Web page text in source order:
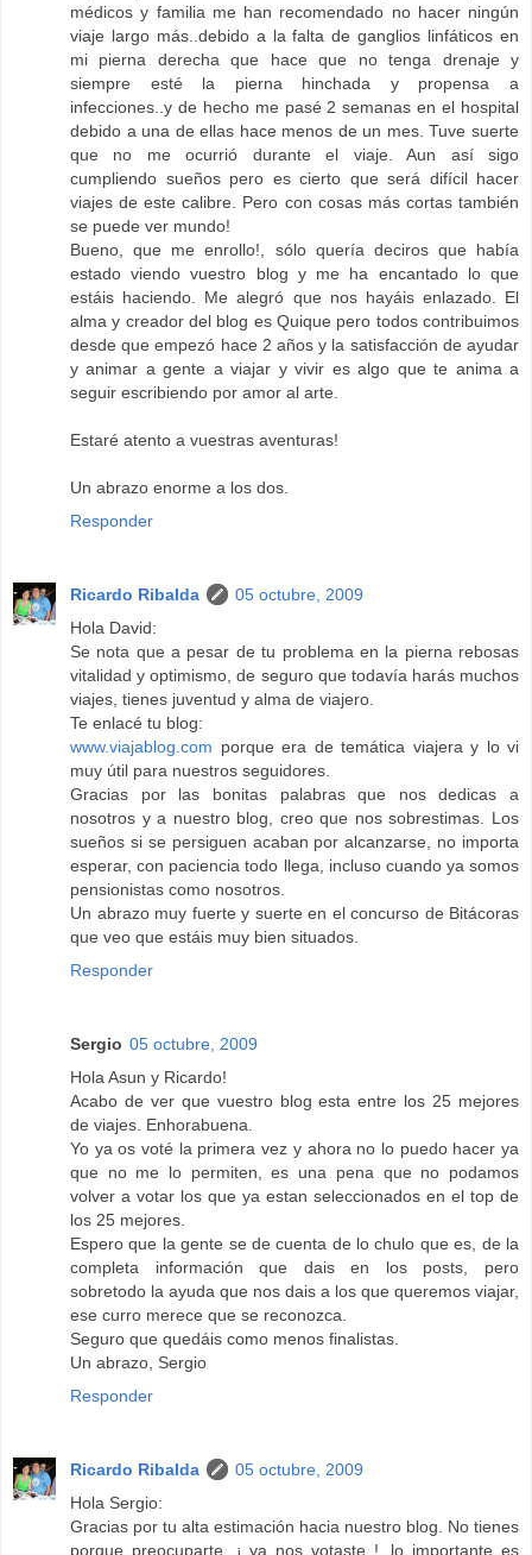
médicos y familia me han recomendado no hacer ningún
viaje largo más..debido a la falta de ganglios linfáticos en
mi pierna derecha que hace que no tenga drenaje y
siempre esté la pierna hinchada y propensa a
infecciones..y de hecho me pasé 2 semanas en el hospital
debido a una de ellas hace menos de un mes. Tuve suerte
que no me ocurrió durante el viaje. Aun así sigo
cumpliendo sueños pero es cierto que será difícil hacer
viajes de este calibre. Pero con cosas más cortas también
se puede ver mundo!
Bueno, que me enrollo!, sólo quería deciros que había
estado viendo vuestro blog y me ha encantado lo que
estáis haciendo. Me alegró que nos hayáis enlazado. El
alma y creador del blog es Quique pero todos contribuimos
desde que empezó hace 2 años y la satisfacción de ayudar
y animar a gente a viajar y vivir es algo que te anima a
seguir escribiendo por amor al arte.
Estaré atento a vuestras aventuras!
Un abrazo enorme a los dos.
Responder
Ricardo Ribalda
05 octubre, 2009
Hola David:
Se nota que a pesar de tu problema en la pierna rebosas
vitalidad y optimismo, de seguro que todavía harás muchos
viajes, tienes juventud y alma de viajero.
Te enlacé tu blog:
www.viajablog.com porque era de temática viajera y lo vi
muy útil para nuestros seguidores.
Gracias por las bonitas palabras que nos dedicas a
nosotros y a nuestro blog, creo que nos sobrestimas. Los
sueños si se persiguen acaban por alcanzarse, no importa
esperar, con paciencia todo llega, incluso cuando ya somos
pensionistas como nosotros.
Un abrazo muy fuerte y suerte en el concurso de Bitácoras
que veo que estáis muy bien situados.
Responder
Sergio 05 octubre, 2009
Hola Asun y Ricardo!
Acabo de ver que vuestro blog esta entre los 25 mejores
de viajes. Enhorabuena.
Yo ya os voté la primera vez y ahora no lo puedo hacer ya
que no me lo permiten, es una pena que no podamos
volver a votar los que ya estan seleccionados en el top de
los 25 mejores.
Espero que la gente se de cuenta de lo chulo que es, de la
completa información que dais en los posts, pero
sobretodo la ayuda que nos dais a los que queremos viajar,
ese curro merece que se reconozca.
Seguro que quedáis como menos finalistas.
Un abrazo, Sergio
Responder
Ricardo Ribalda
05 octubre, 2009
Hola Sergio:
Gracias por tu alta estimación hacia nuestro blog. No tienes
porque preocuparte, ¡ ya nos votaste !, lo importante es